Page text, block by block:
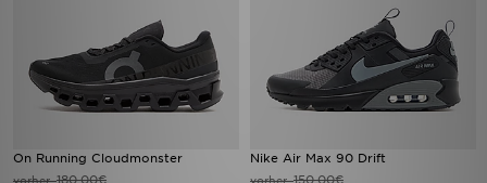
On Running Cloudmonster
vorher180,00€
Nike Air Max 90 Drift
vorher150,00€